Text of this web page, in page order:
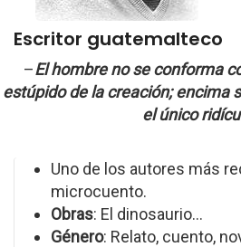
Escritor guatemalteco
–El hombre no se conforma
estúpido de la creación; encima
el único
Uno de los autores más
microcuento.
Obras: El dinosaurio...
Género: Relato, cuento,